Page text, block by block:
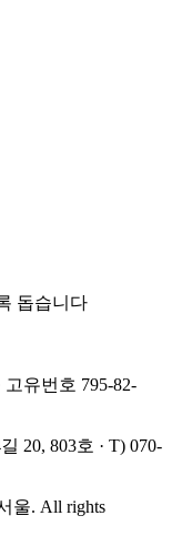
돕습니다
유번호 795-82-
20, 803호 · T) 070-
울. All rights